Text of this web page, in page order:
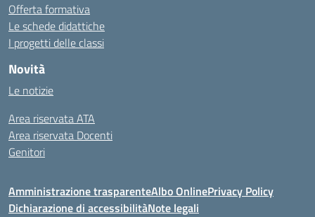
Offerta formativa
Le schede didattiche
I progetti delle classi
Novità
Le notizie
Area riservata ATA
Area riservata Docenti
Genitori
Amministrazione trasparenteAlbo OnlinePrivacy Policy
Dichiarazione di accessibilitàNote legali